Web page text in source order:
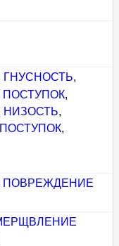
ГНУСНОСТЬ,
ПОСТУПОК,
НИЗОСТЬ,
,
ПОВРЕЖДЕНИЕ